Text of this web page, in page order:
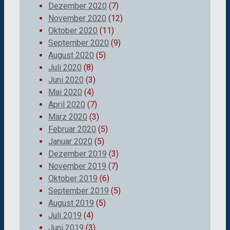
Dezember 2020 (7)
November 2020 (12)
Oktober 2020 (11)
September 2020 (9)
August 2020 (5)
Juli 2020 (8)
Juni 2020 (3)
Mai 2020 (4)
April 2020 (7)
März 2020 (3)
Februar 2020 (5)
Januar 2020 (5)
Dezember 2019 (3)
November 2019 (7)
Oktober 2019 (6)
September 2019 (5)
August 2019 (5)
Juli 2019 (4)
Juni 2019 (3)